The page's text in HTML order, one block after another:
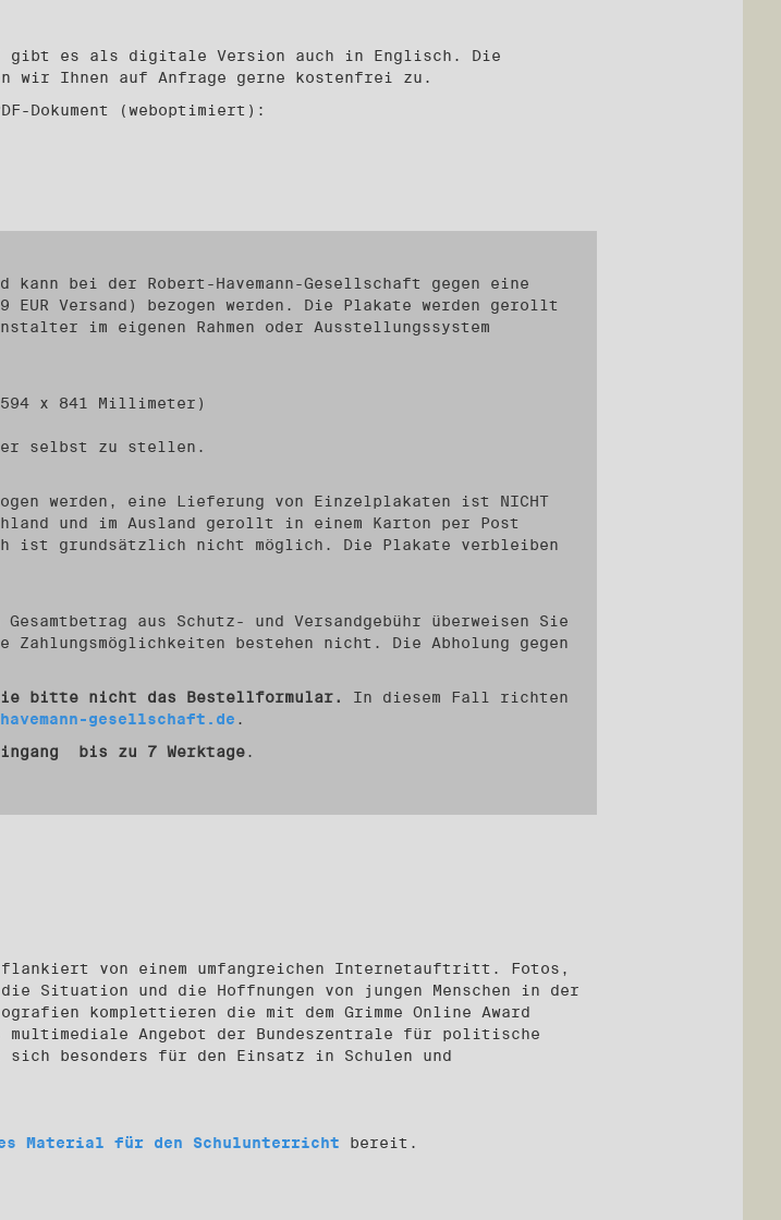
gibt es als digitale Version auch in Englisch. Die
wir Ihnen auf Anfrage gerne kostenfrei zu.
Dokument (weboptimiert):
bei der Robert-Havemann-Gesellschaft gegen eine
EUR Versand) bezogen werden. Die Plakate werden gerollt
im eigenen Rahmen oder Ausstellungssystem
x 841 Millimeter)
selbst zu stellen.
werden, eine Lieferung von Einzelplakaten ist NICHT
und im Ausland gerollt in einem Karton per Post
ist grundsätzlich nicht möglich. Die Plakate verbleiben
aus Schutz- und Versandgebühr überweisen Sie
Zahlungsmöglichkeiten bestehen nicht. Die Abholung gegen
bitte nicht das Bestellformular.
In diesem Fall richten
gesellschaft.de .
bis zu 7 Werktage.
flankiert von einem umfangreichen Internetauftritt. Fotos,
Situation und die Hoffnungen von jungen Menschen in der
komplettieren die mit dem Grimme Online Award
multimediale Angebot der Bundeszentrale für politische
sich besonders für den Einsatz in Schulen und
Material für den Schulunterricht bereit.